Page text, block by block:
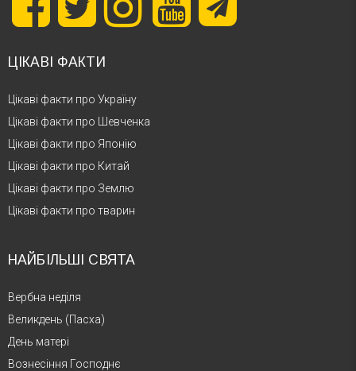
ЦІКАВІ ФАКТИ
Цікаві факти про Україну
Цікаві факти про Шевченка
Цікаві факти про Японію
Цікаві факти про Китай
Цікаві факти про Землю
Цікаві факти про тварин
НАЙБІЛЬШІ СВЯТА
Вербна неділя
Великдень (Пасха)
День матері
Вознесіння Господнє